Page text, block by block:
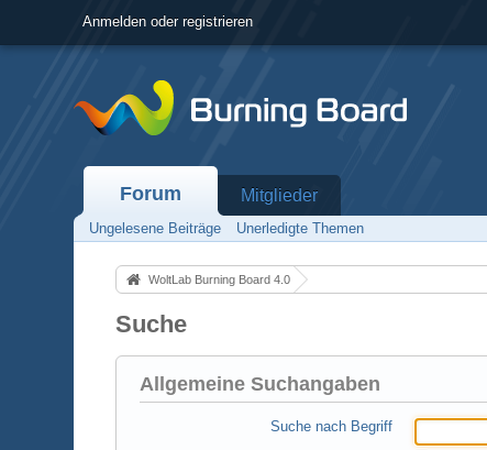
Anmelden oder registrieren
Forum Mitglieder
Ungelesene Beiträge Unerledigte Themen
WoltLab Burning Board 4.0
Suche
Allgemeine Suchangaben
Suche nach Begriff